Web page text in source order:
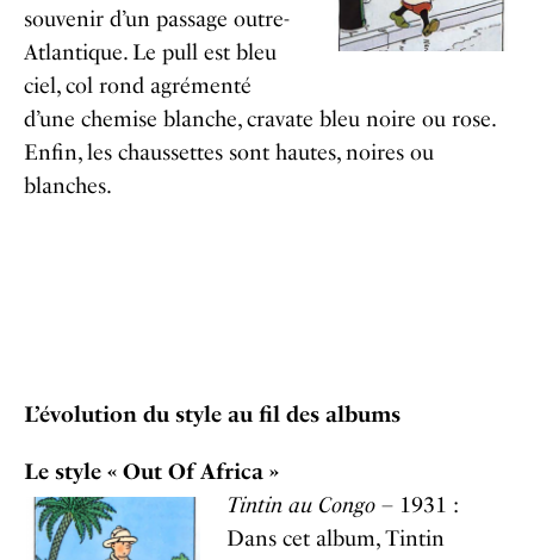
souvenir d’un passage outre-
Atlantique. Le pull est bleu
ciel, col rond agrémenté
d’une chemise blanche, cravate bleu noire ou rose.
Enfin, les chaussettes sont hautes, noires ou
blanches.
L’évolution du style au fil des albums
Le style « Out Of Africa »
Tintin au Congo – 1931 :
Dans cet album, Tintin